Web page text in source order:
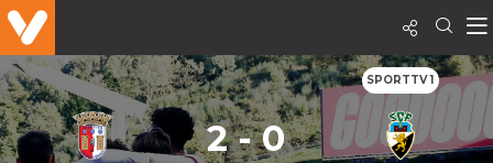
SPORTTV 1
2 - 0